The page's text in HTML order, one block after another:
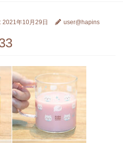
2021年10月29日 user@hapins